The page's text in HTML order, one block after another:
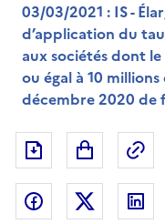
03/03/2021 : IS -
d’application du
aux sociétés dont
ou égal à 10 millions
décembre 2020 de
Exporter le
Partager sur